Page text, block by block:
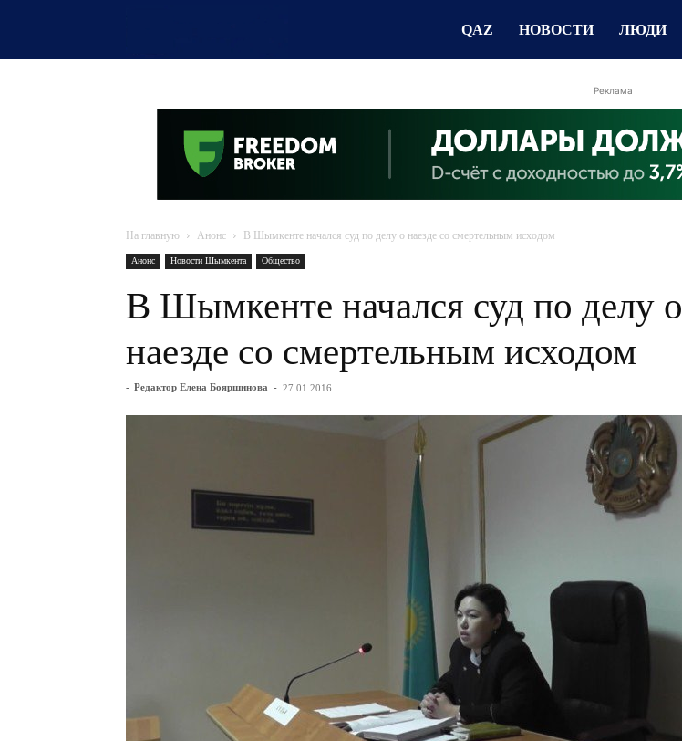
QAZ НОВОСТИ ЛЮДИ
Реклама
На главную Анонс В Шымкенте начался суд по делу о наезде со смертельным исходом
Анонс Новости Шымкента Общество
В Шымкенте начался суд по делу о
наезде со смертельным исходом
- Редактор Елена Бояршинова - 27.01.2016